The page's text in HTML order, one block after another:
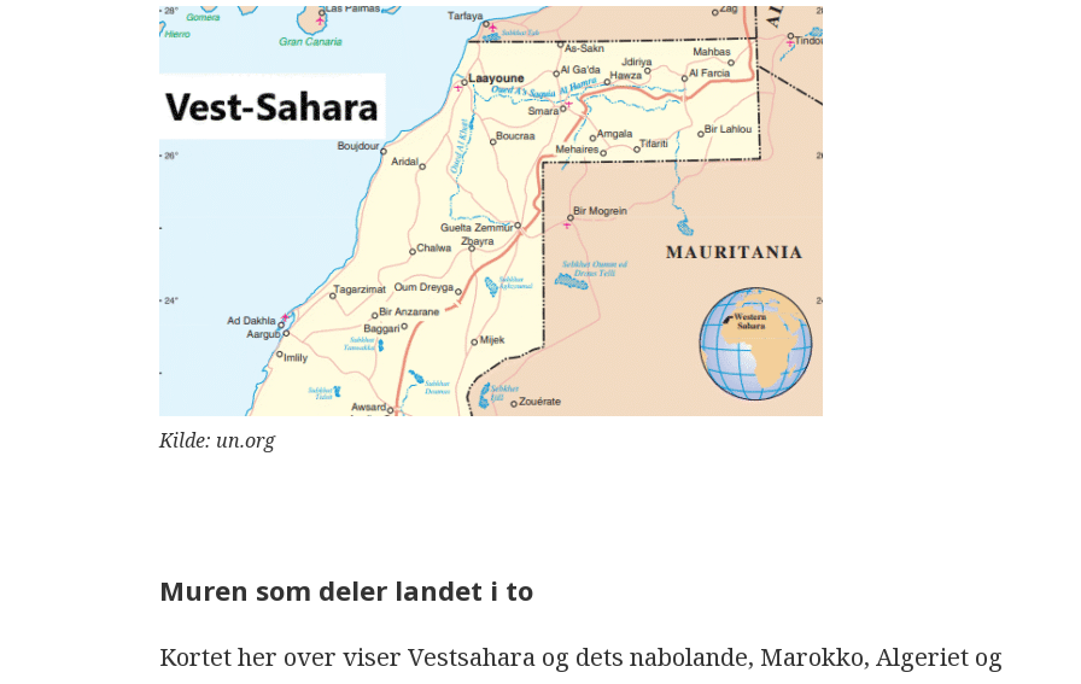
Kilde: un.org
Muren som deler landet i to
Kortet her over viser Vestsahara og dets nabolande, Marokko, Algeriet og